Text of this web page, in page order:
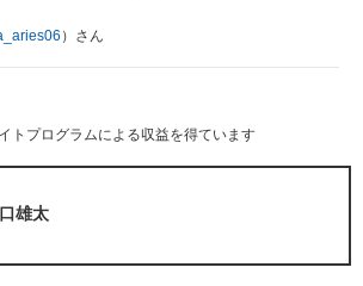
）さん
トプログラムによる収益を得ています
雄太